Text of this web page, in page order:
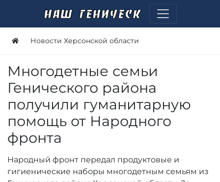
Новости Херсонской области
Многодетные семьи
Генического района
получили гуманитарную
помощь от Народного
фронта
Народный фронт передал продуктовые и
гигиенические наборы многодетным семьям из